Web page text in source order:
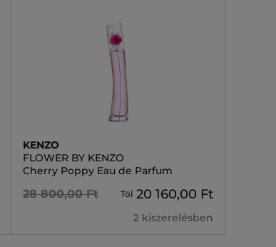
KENZO
FLOWER BY KENZO
Cherry Poppy Eau de Parfum
28 800,00 Ft Tól 20 160,00 Ft
2 kiszerelésben